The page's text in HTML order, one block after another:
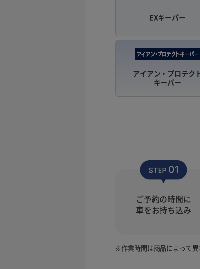
EXキーパー
アイアン・プロテク
キーパー
ご予約の時間に
車をお持ち込み
※作業時間は商品によって異